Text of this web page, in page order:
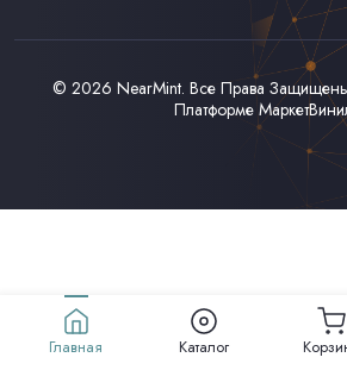
© 2026 NearMint. Все Права
Платформе
Главная Каталог